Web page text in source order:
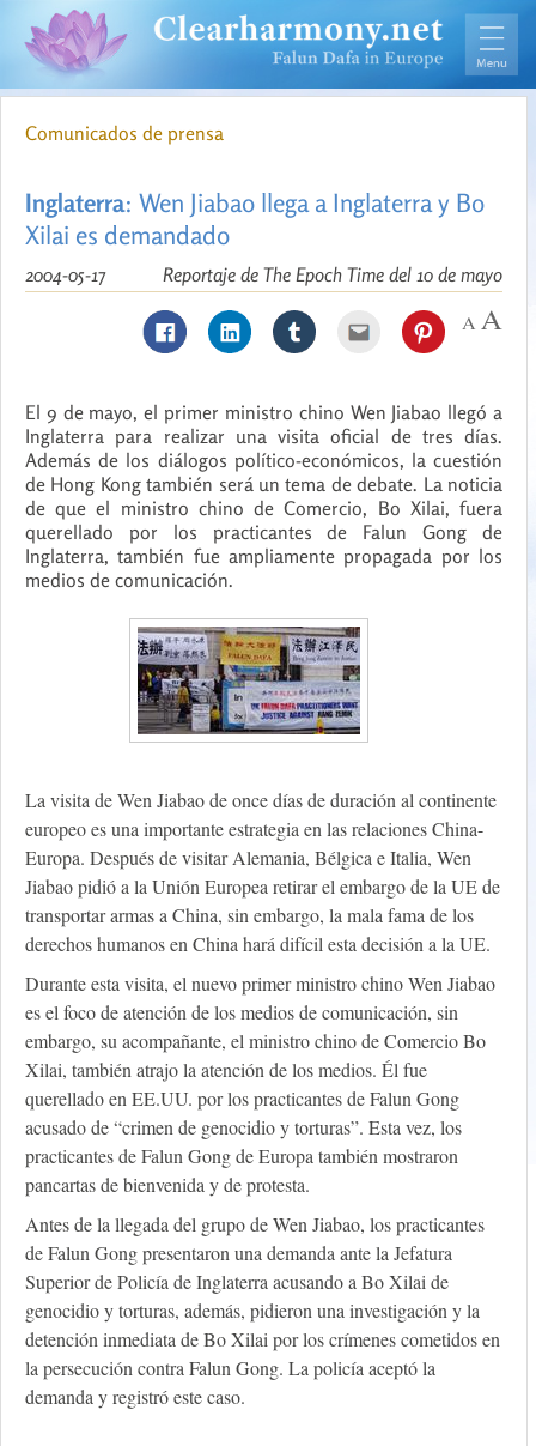
Comunicados de prensa
Inglaterra: Wen Jiabao llega a Inglaterra y Bo
Xilai es demandado
Reportaje de The Epoch Time del 10 de mayo
2004-05-17
El 9 de mayo, el primer ministro chino Wen Jiabao llegó a
Inglaterra para realizar una visita oficial de tres días.
Además de los diálogos político-económicos, la cuestión
de Hong Kong también será un tema de debate. La noticia
de que el ministro chino de Comercio, Bo Xilai, fuera
querellado por los practicantes de Falun Gong de
Inglaterra, también fue ampliamente propagada por los
medios de comunicación.
La visita de Wen Jiabao de once días de duración al continente
europeo es una importante estrategia en las relaciones China-
Europa. Después de visitar Alemania, Bélgica e Italia, Wen
Jiabao pidió a la Unión Europea retirar el embargo de la UE de
transportar armas a China, sin embargo, la mala fama de los
derechos humanos en China hará difícil esta decisión a la UE.
Durante esta visita, el nuevo primer ministro chino Wen Jiabao
es el foco de atención de los medios de comunicación, sin
embargo, su acompañante, el ministro chino de Comercio Bo
Xilai, también atrajo la atención de los medios. Él fue
querellado en EE.UU. por los practicantes de Falun Gong
acusado de “crimen de genocidio y torturas”. Esta vez, los
practicantes de Falun Gong de Europa también mostraron
pancartas de bienvenida y de protesta.
Antes de la llegada del grupo de Wen Jiabao, los practicantes
de Falun Gong presentaron una demanda ante la Jefatura
Superior de Policía de Inglaterra acusando a Bo Xilai de
genocidio y torturas, además, pidieron una investigación y la
detención inmediata de Bo Xilai por los crímenes cometidos en
la persecución contra Falun Gong. La policía aceptó la
demanda y registró este caso.